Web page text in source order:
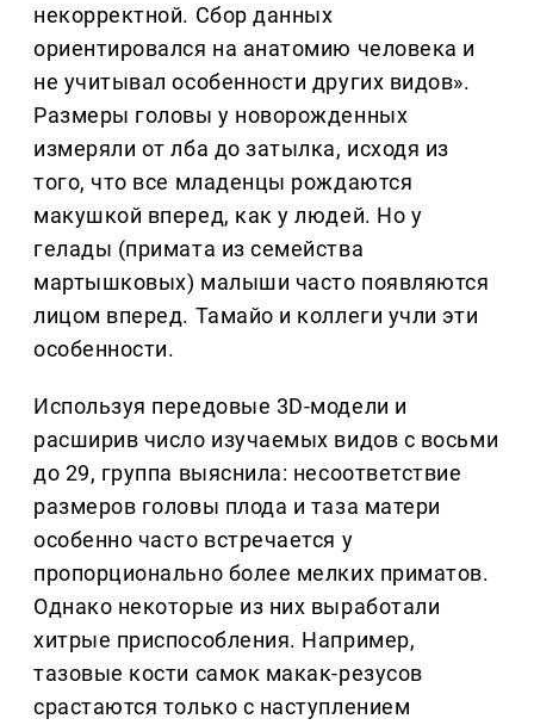
некорректной. Сбор данных
ориентировался на анатомию человека и
не учитывал особенности других видов».
Размеры головы у новорожденных
измеряли от лба до затылка, исходя из
того, что все младенцы рождаются
макушкой вперед, как у людей. Но у
гелады (примата из семейства
мартышковых) малыши часто появляются
лицом вперед. Тамайо и коллеги учли эти
особенности.
Используя передовые 3D-модели и
расширив число изучаемых видов с восьми
до 29, группа выяснила: несоответствие
размеров головы плода и таза матери
особенно часто встречается у
пропорционально более мелких приматов.
Однако некоторые из них выработали
хитрые приспособления. Например,
тазовые кости самок макак-резусов
срастаются только с наступлением